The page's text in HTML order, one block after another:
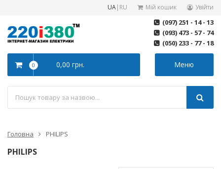
UA| RU Мій кошик Увійти
(097) 251 - 14 - 13
(093) 473 - 57 - 74
(050) 233 - 77 - 18
Меню
0 0,00 грн.
Головна PHILIPS
PHILIPS